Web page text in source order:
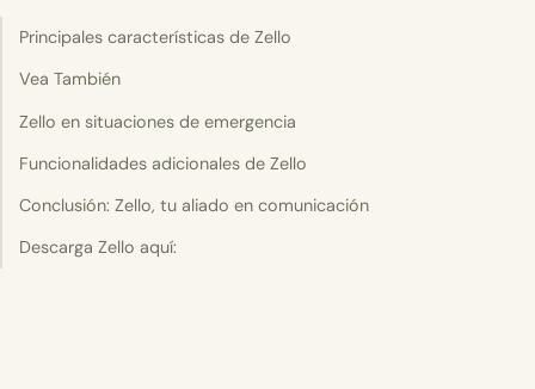
Principales características de Zello
Vea También
Zello en situaciones de emergencia
Funcionalidades adicionales de Zello
Conclusión: Zello, tu aliado en comunicación
Descarga Zello aquí: